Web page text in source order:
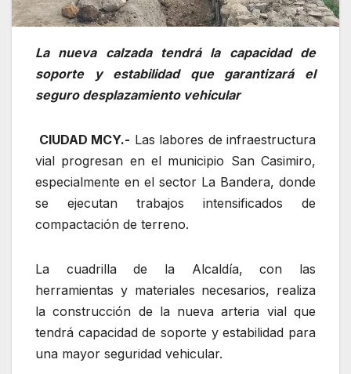
La nueva calzada tendrá la capacidad de
soporte y estabilidad que garantizará el
seguro desplazamiento vehicular
CIUDAD MCY.- Las labores de infraestructura
vial progresan en el municipio San Casimiro,
especialmente en el sector La Bandera, donde
se ejecutan trabajos intensificados de
compactación de terreno.
La cuadrilla de la Alcaldía, con las
herramientas y materiales necesarios, realiza
la construcción de la nueva arteria vial que
tendrá capacidad de soporte y estabilidad para
una mayor seguridad vehicular.